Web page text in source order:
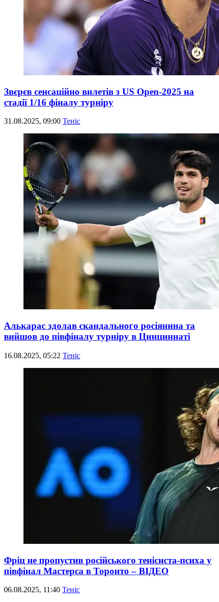
Звєрєв сенсаційно вилетів з US Open-2025 на
стадії 1/16 фіналу турніру
31.08.2025, 09:00 Теніс
Алькарас здолав скандального росіянина та
вийшов до півфіналу турніру в Цинциннаті
16.08.2025, 05:22 Теніс
Фріц не пропустив російського тенісиста-психа у
півфінал Мастерса в Торонто – ВІДЕО
06.08.2025, 11:40 Теніс